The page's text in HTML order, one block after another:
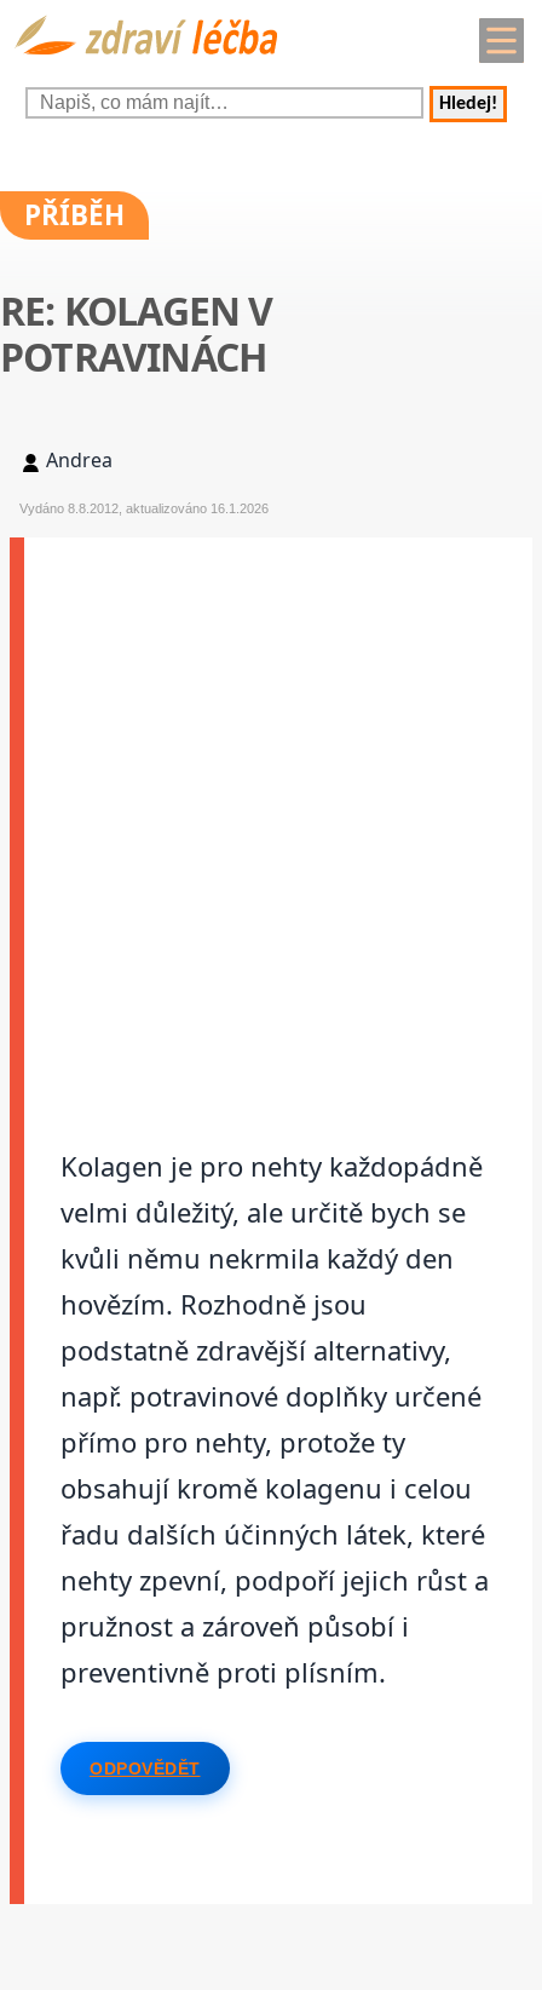
Hledej!
PŘÍBĚH
RE: KOLAGEN V
POTRAVINÁCH
Andrea
Vydáno 8.8.2012, aktualizováno 16.1.2026
Kolagen je pro nehty každopádně
velmi důležitý, ale určitě bych se
kvůli němu nekrmila každý den
hovězím. Rozhodně jsou
podstatně zdravější alternativy,
např. potravinové doplňky určené
přímo pro nehty, protože ty
obsahují kromě kolagenu i celou
řadu dalších účinných látek, které
nehty zpevní, podpoří jejich růst a
pružnost a zároveň působí i
preventivně proti plísním.
ODPOVĚDĚT